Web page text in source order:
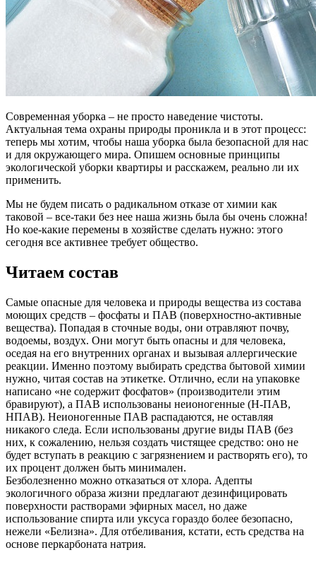
Современная уборка – не просто наведение чистоты.
Актуальная тема охраны природы проникла и в этот процесс:
теперь мы хотим, чтобы наша уборка была безопасной для нас
и для окружающего мира. Опишем основные принципы
экологической уборки квартиры и расскажем, реально ли их
применить.
Мы не будем писать о радикальном отказе от химии как
таковой – все-таки без нее наша жизнь была бы очень сложна!
Но кое-какие перемены в хозяйстве сделать нужно: этого
сегодня все активнее требует общество.
Читаем состав
Самые опасные для человека и природы вещества из состава
моющих средств – фосфаты и ПАВ (поверхностно-активные
вещества). Попадая в сточные воды, они отравляют почву,
водоемы, воздух. Они могут быть опасны и для человека,
оседая на его внутренних органах и вызывая аллергические
реакции. Именно поэтому выбирать средства бытовой химии
нужно, читая состав на этикетке. Отлично, если на упаковке
написано «не содержит фосфатов» (производители этим
бравируют), а ПАВ использованы неионогенные (Н-ПАВ,
НПАВ). Неионогенные ПАВ распадаются, не оставляя
никакого следа. Если использованы другие виды ПАВ (без
них, к сожалению, нельзя создать чистящее средство: оно не
будет вступать в реакцию с загрязнением и растворять его), то
их процент должен быть минимален.
Безболезненно можно отказаться от хлора. Адепты
экологичного образа жизни предлагают дезинфицировать
поверхности растворами эфирных масел, но даже
использование спирта или уксуса гораздо более безопасно,
нежели «Белизна». Для отбеливания, кстати, есть средства на
основе перкарбоната натрия.